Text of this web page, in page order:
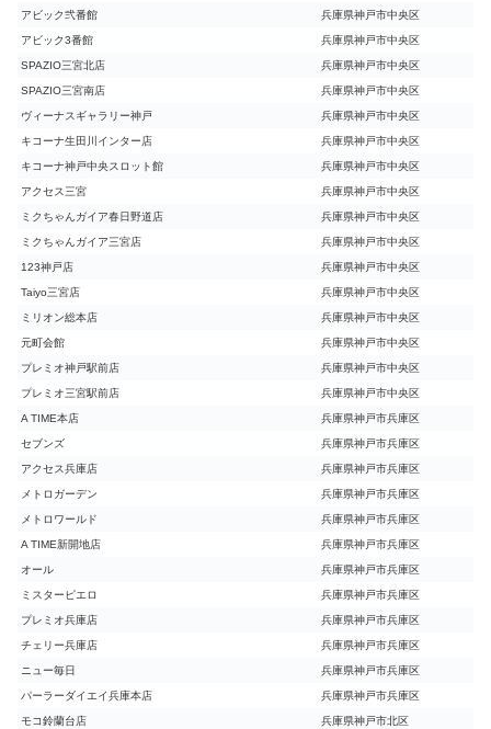
アビック弐番館 兵庫県神戸市中央区
アビック3番館 兵庫県神戸市中央区
SPAZIO三宮北店 兵庫県神戸市中央区
SPAZIO三宮南店 兵庫県神戸市中央区
ヴィーナスギャラリー神戸 兵庫県神戸市中央区
キコーナ生田川インター店 兵庫県神戸市中央区
キコーナ神戸中央スロット館 兵庫県神戸市中央区
アクセス三宮 兵庫県神戸市中央区
ミクちゃんガイア春日野道店 兵庫県神戸市中央区
ミクちゃんガイア三宮店 兵庫県神戸市中央区
123神戸店 兵庫県神戸市中央区
Taiyo三宮店 兵庫県神戸市中央区
ミリオン総本店 兵庫県神戸市中央区
元町会館 兵庫県神戸市中央区
プレミオ神戸駅前店 兵庫県神戸市中央区
プレミオ三宮駅前店 兵庫県神戸市中央区
A TIME本店 兵庫県神戸市兵庫区
セブンズ 兵庫県神戸市兵庫区
アクセス兵庫店 兵庫県神戸市兵庫区
メトロガーデン 兵庫県神戸市兵庫区
メトロワールド 兵庫県神戸市兵庫区
A TIME新開地店 兵庫県神戸市兵庫区
オール 兵庫県神戸市兵庫区
ミスターピエロ 兵庫県神戸市兵庫区
プレミオ兵庫店 兵庫県神戸市兵庫区
チェリー兵庫店 兵庫県神戸市兵庫区
ニュー毎日 兵庫県神戸市兵庫区
パーラーダイエイ兵庫本店 兵庫県神戸市兵庫区
モコ鈴蘭台店 兵庫県神戸市北区